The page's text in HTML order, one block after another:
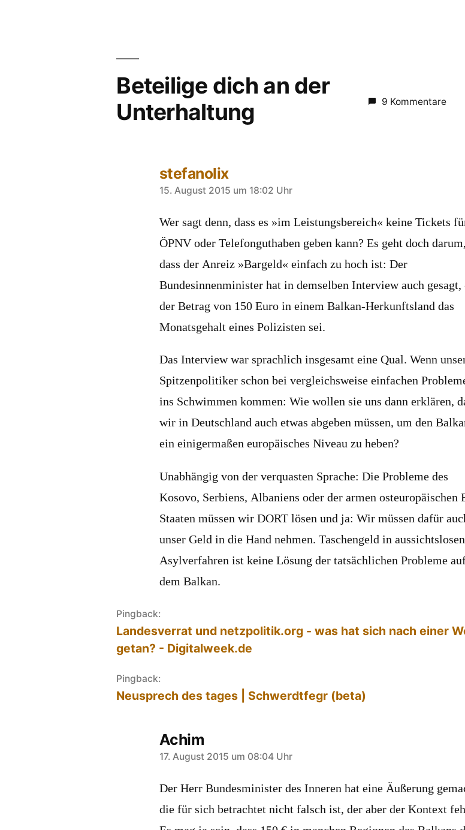
Beteilige dich an der
Unterhaltung
9 Kommentare
stefanolix
sagt:
15. August 2015 um 18:02 Uhr
Wer sagt denn, dass es »im Leistungsbereich« keine Tickets
ÖPNV oder Telefonguthaben geben kann? Es geht doch darum,
dass der Anreiz »Bargeld« einfach zu hoch ist: Der
Bundesinnenminister hat in demselben Interview auch gesagt,
der Betrag von 150 Euro in einem Balkan-Herkunftsland das
Monatsgehalt eines Polizisten sei.
Das Interview war sprachlich insgesamt eine Qual. Wenn
Spitzenpolitiker schon bei vergleichsweise einfachen
ins Schwimmen kommen: Wie wollen sie uns dann erklären,
wir in Deutschland auch etwas abgeben müssen, um den
ein einigermaßen europäisches Niveau zu heben?
Unabhängig von der verquasten Sprache: Die Probleme des
Kosovo, Serbiens, Albaniens oder der armen osteuropäischen
Staaten müssen wir DORT lösen und ja: Wir müssen dafür
unser Geld in die Hand nehmen. Taschengeld in aussichtslosen
Asylverfahren ist keine Lösung der tatsächlichen Probleme
dem Balkan.
Pingback:
Landesverrat und netzpolitik.org - was hat sich nach einer
getan? - Digitalweek.de
Pingback:
Neusprech des tages | Schwerdtfegr (beta)
Achim
sagt:
17. August 2015 um 08:04 Uhr
Der Herr Bundesminister des Inneren hat eine Äußerung
die für sich betrachtet nicht falsch ist, der aber der Kontext